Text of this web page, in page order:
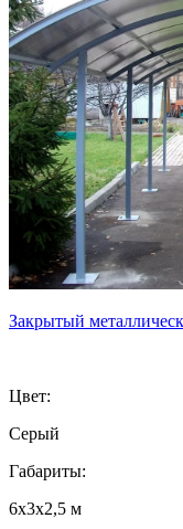
Закрытый
Цвет:
Серый
Габариты:
6х3х2,5 м